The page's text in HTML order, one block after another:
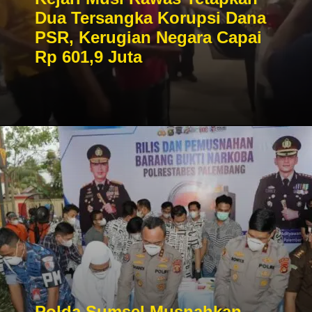
Dua Tersangka Korupsi Dana
PSR, Kerugian Negara Capai
Rp 601,9 Juta